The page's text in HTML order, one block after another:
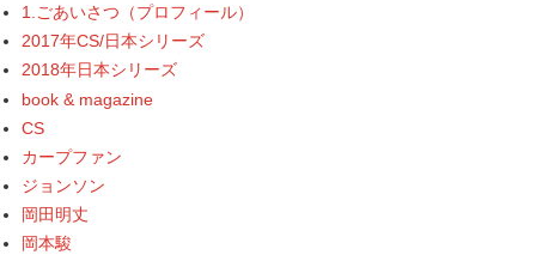
1.ごあいさつ（プロフィール）
2017年CS/日本シリーズ
2018年日本シリーズ
book & magazine
CS
カープファン
ジョンソン
岡田明丈
岡本駿